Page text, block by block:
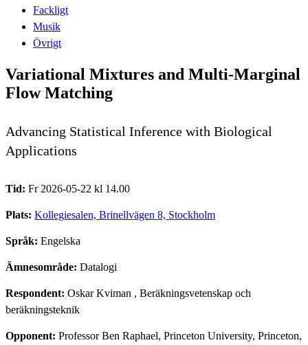
Fackligt
Musik
Övrigt
Variational Mixtures and Multi-Marginal
Flow Matching
Advancing Statistical Inference with Biological
Applications
Tid: Fr 2026-05-22 kl 14.00
Plats: Kollegiesalen, Brinellvägen 8, Stockholm
Språk: Engelska
Ämnesområde: Datalogi
Respondent: Oskar Kviman , Beräkningsvetenskap och
beräkningsteknik
Opponent: Professor Ben Raphael, Princeton University, Princeton,